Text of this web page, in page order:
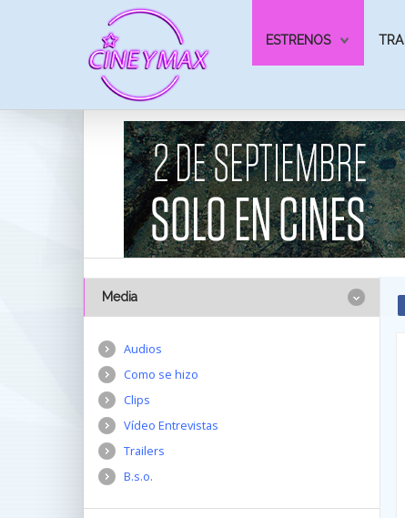
ESTRENOS
Media
Audios
Como se hizo
Clips
Vídeo Entrevistas
Trailers
B.s.o.